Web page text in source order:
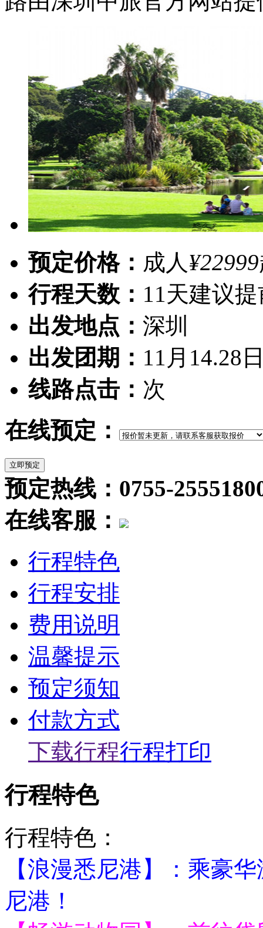
预定价格： 成人 ¥22999
行程天数： 11天建议
出发地点： 深圳
出发团期： 11月14.28
线路点击： 次
在线预定：
预定热线：0755-
在线客服：
行程特色
行程安排
费用说明
温馨提示
预定须知
付款方式
下载行程行程打印
行程特色
行程特色：
【浪漫悉尼港】：乘豪
尼港！